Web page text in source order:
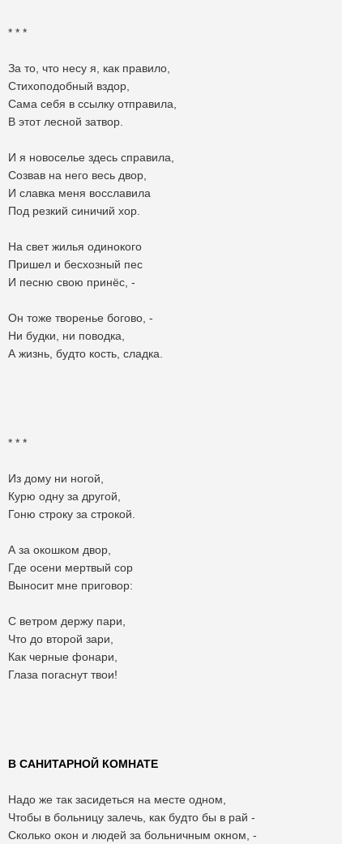
* * *
За то, что несу я, как правило,
Стихоподобный вздор,
Сама себя в ссылку отправила,
В этот лесной затвор.
И я новоселье здесь справила,
Созвав на него весь двор,
И славка меня восславила
Под резкий синичий хор.
На свет жилья одинокого
Пришел и бесхозный пес
И песню свою принёс, -
Он тоже творенье богово, -
Ни будки, ни поводка,
А жизнь, будто кость, сладка.
* * *
Из дому ни ногой,
Курю одну за другой,
Гоню строку за строкой.
А за окошком двор,
Где осени мертвый сор
Выносит мне приговор:
С ветром держу пари,
Что до второй зари,
Как черные фонари,
Глаза погаснут твои!
В САНИТАРНОЙ КОМНАТЕ
Надо же так засидеться на месте одном,
Чтобы в больницу залечь, как будто бы в рай -
Сколько окон и людей за больничным окном, -